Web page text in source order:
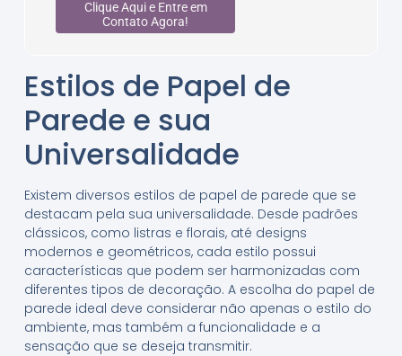
Clique Aqui e Entre em
Contato Agora!
Estilos de Papel de
Parede e sua
Universalidade
Existem diversos estilos de papel de parede que se
destacam pela sua universalidade. Desde padrões
clássicos, como listras e florais, até designs
modernos e geométricos, cada estilo possui
características que podem ser harmonizadas com
diferentes tipos de decoração. A escolha do papel de
parede ideal deve considerar não apenas o estilo do
ambiente, mas também a funcionalidade e a
sensação que se deseja transmitir.